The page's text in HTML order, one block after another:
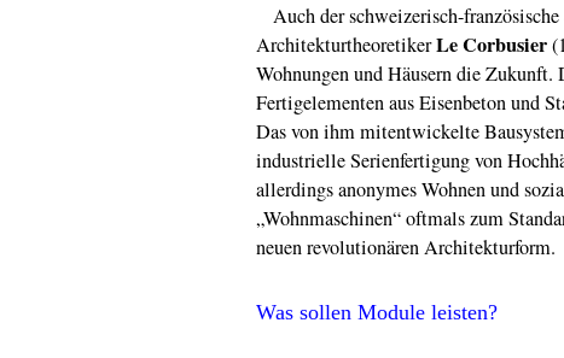
Auch der schweizerisch-
ArchitekturtheoretikerLe Corbusier
Wohnungen und Häusern die Zukunft.
Fertigelementen aus Eisenbeton und
Das von ihm mitentwickelte
industrielle Serienfertigung von
allerdings anonymes Wohnen und
„Wohnmaschinen“ oftmals zum
neuen revolutionären Architekturform.
Was sollen Module leisten?